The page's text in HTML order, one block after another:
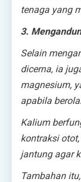
tenaga yang
3.
Selain
dicerna, ia
magnesium,
apabila
Kalium
kontraksi
jantung agar
Tambahan